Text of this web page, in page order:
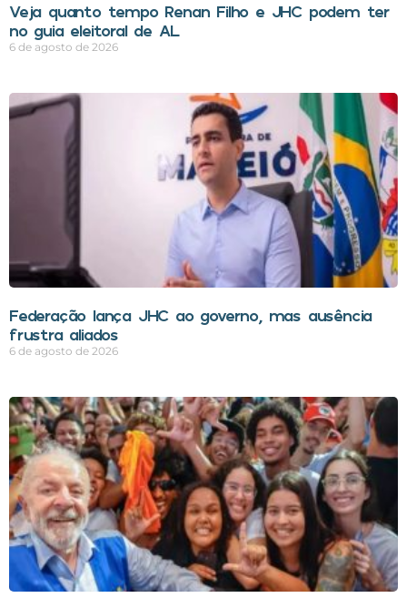
Veja quanto tempo Renan Filho e JHC podem ter
no guia eleitoral de AL
6 de agosto de 2026
Federação lança JHC ao governo, mas ausência
frustra aliados
6 de agosto de 2026